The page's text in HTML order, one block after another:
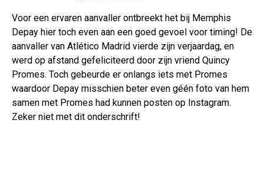
Voor een ervaren aanvaller ontbreekt het bij Memphis
Depay hier toch even aan een goed gevoel voor timing! De
aanvaller van Atlético Madrid vierde zijn verjaardag, en
werd op afstand gefeliciteerd door zijn vriend Quincy
Promes. Toch gebeurde er onlangs iets met Promes
waardoor Depay misschien beter even géén foto van hem
samen met Promes had kunnen posten op Instagram.
Zeker niet met dit onderschrift!